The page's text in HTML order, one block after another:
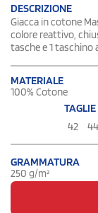
DESCRIZIONE
Giacca in cotone
colore reattivo,
tasche e 1 taschino
MATERIALE
100% Cotone
TAGLIE
42
44
GRAMMATURA
250 g/m²